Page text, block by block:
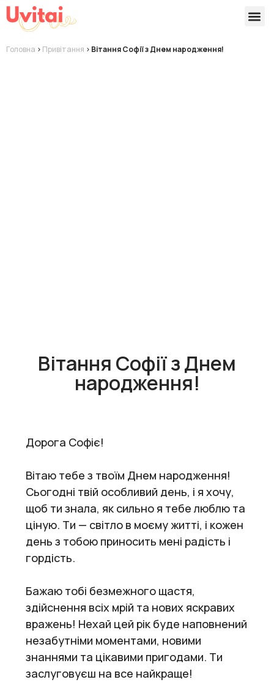
Головна > Привітання > Вітання Софії з Днем народження!
Вітання Софії з Днем
народження!
Дорога Софіє!
Вітаю тебе з твоїм Днем народження!
Сьогодні твій особливий день, і я хочу,
щоб ти знала, як сильно я тебе люблю та
ціную. Ти — світло в моєму житті, і кожен
день з тобою приносить мені радість і
гордість.
Бажаю тобі безмежного щастя,
здійснення всіх мрій та нових яскравих
вражень! Нехай цей рік буде наповнений
незабутніми моментами, новими
знаннями та цікавими пригодами. Ти
заслуговуєш на все найкраще!